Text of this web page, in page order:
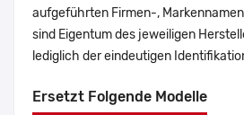
aufgeführten Firmen-,
sind Eigentum des jeweiligen
lediglich der eindeutigen
Ersetzt Folgende Modelle